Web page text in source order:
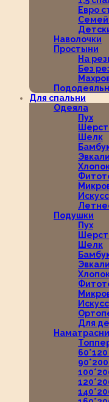
Евро
Наволочки
Простыни
На
Без
Для спальни
Одеяла
Пух
Шелк
Подушки
Пух
Шелк
Для